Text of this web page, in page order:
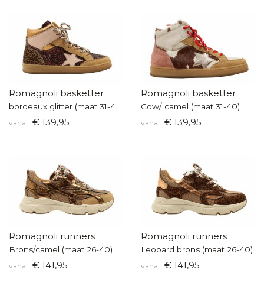
Romagnoli basketter
bordeaux glitter (maat 31-40)
vanaf € 139,95
Romagnoli basketter
Cow/ camel (maat 31-40)
vanaf € 139,95
Romagnoli runners
Brons/camel (maat 26-40)
vanaf € 141,95
Romagnoli runners
Leopard brons (maat 26-40)
vanaf € 141,95